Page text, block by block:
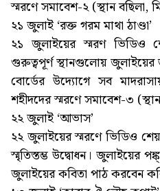
স্মরণে সমাবেশ-২ (স্থান বছিলা,
২১ জুলাই ‘রক্ত গরম মাথা ঠাণ্ডা’
২১ জুলাইয়ের স্মরণ ভিডিও
গুরুত্বপূর্ণ স্থানগুলোয় জুলাইয়ের
বোর্ডের উদ্যোগে সব
শহীদদের স্মরণে সমাবেশ-৩ (স্থান
২২ জুলাই ‘আভাস’
২২ জুলাইয়ের স্মরণে ভিডিও
স্মৃতিস্তম্ভ উদ্বোধন। জুলাইয়ের
জুলাইয়ের কবিতা পাঠ করবেন